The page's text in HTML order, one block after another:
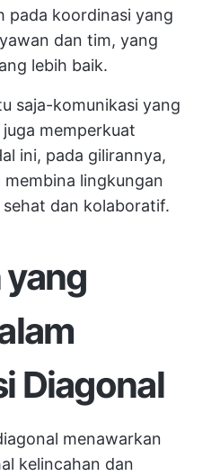
pada koordinasi yang
dan tim, yang
lebih baik.
saja-komunikasi yang
memperkuat
ini, pada gilirannya,
lingkungan
dan kolaboratif.
Diagonal
menawarkan
kelincahan dan